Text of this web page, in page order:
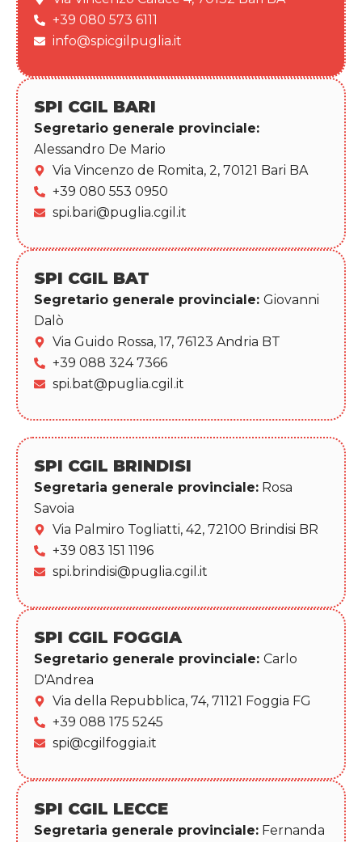
+39 080 573 6111
info@spicgilpuglia.it
SPI CGIL BARI
Segretario generale provinciale:
Alessandro De Mario
Via Vincenzo de Romita, 2, 70121 Bari BA
+39 080 553 0950
spi.bari@puglia.cgil.it
SPI CGIL BAT
Segretario generale provinciale: Giovanni
Dalò
Via Guido Rossa, 17, 76123 Andria BT
+39 088 324 7366
spi.bat@puglia.cgil.it
SPI CGIL BRINDISI
Segretaria generale provinciale: Rosa
Savoia
Via Palmiro Togliatti, 42, 72100 Brindisi BR
+39 083 151 1196
spi.brindisi@puglia.cgil.it
SPI CGIL FOGGIA
Segretario generale provinciale: Carlo
D'Andrea
Via della Repubblica, 74, 71121 Foggia FG
+39 088 175 5245
spi@cgilfoggia.it
SPI CGIL LECCE
Segretaria generale provinciale: Fernanda